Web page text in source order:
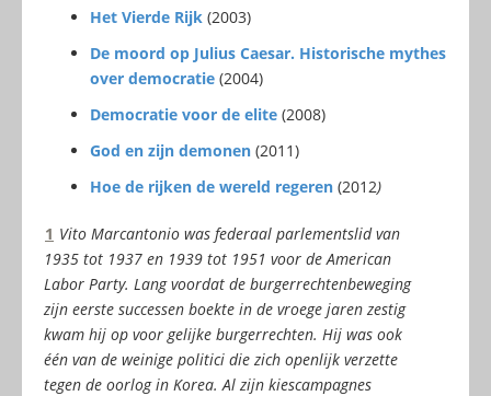
Het Vierde Rijk (2003)
De moord op Julius Caesar. Historische mythes
over democratie (2004)
Democratie voor de elite (2008)
God en zijn demonen (2011)
Hoe de rijken de wereld regeren (2012)
1 Vito Marcantonio was federaal parlementslid van
1935 tot 1937 en 1939 tot 1951 voor de American
Labor Party. Lang voordat de burgerrechtenbeweging
zijn eerste successen boekte in de vroege jaren zestig
kwam hij op voor gelijke burgerrechten. Hij was ook
één van de weinige politici die zich openlijk verzette
tegen de oorlog in Korea. Al zijn kiescampagnes